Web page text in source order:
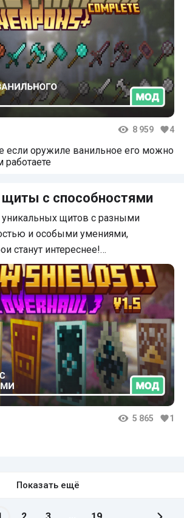
8 959 4
если оружиле ванильное его можно
работаете
с способностями
щитов с разными
и особыми умениями,
станут интереснее!…
5 865 1
Показать ещё